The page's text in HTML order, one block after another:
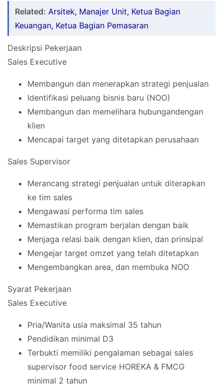
Related: Arsitek, Manajer Unit, Ketua Bagian
Keuangan, Ketua Bagian Pemasaran
Deskripsi Pekerjaan
Sales Executive
Membangun dan menerapkan strategi penjualan
Identifikasi peluang bisnis baru (NOO)
Membangun dan memelihara hubungandengan
klien
Mencapai target yang ditetapkan perusahaan
Sales Supervisor
Merancang strategi penjualan untuk diterapkan
ke tim sales
Mengawasi performa tim sales
Memastikan program berjalan dengan baik
Menjaga relasi baik dengan klien, dan prinsipal
Mengejar target omzet yang telah ditetapkan
Mengembangkan area, dan membuka NOO
Syarat Pekerjaan
Sales Executive
Pria/Wanita usia maksimal 35 tahun
Pendidikan minimal D3
Terbukti memiliki pengalaman sebagai sales
supervisor food service HOREKA & FMCG
minimal 2 tahun